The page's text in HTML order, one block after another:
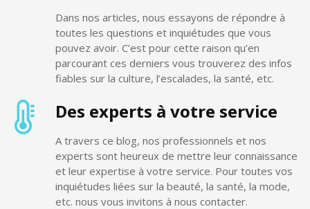
Dans nos articles, nous essayons de répondre à
toutes les questions et inquiétudes que vous
pouvez avoir. C’est pour cette raison qu’en
parcourant ces derniers vous trouverez des infos
fiables sur la culture, l’escalades, la santé, etc.
Des experts à votre service
A travers ce blog, nos professionnels et nos
experts sont heureux de mettre leur connaissance
et leur expertise à votre service. Pour toutes vos
inquiétudes liées sur la beauté, la santé, la mode,
etc. nous vous invitons à nous contacter.